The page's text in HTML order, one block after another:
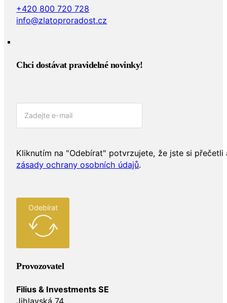
+420 800 720 728
info@zlatoproradost.cz
Chci dostávat pravidelné novinky!​
Kliknutím na "Odebírat" potvrzujete, že jste si přečetli
zásady ochrany osobních údajů.
Odebírat
Provozovatel
Filius & Investments SE